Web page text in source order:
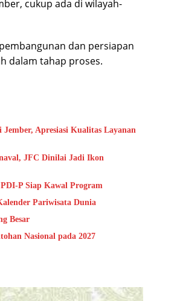
cukup ada di wilayah-
dan persiapan
dalam tahap proses.
Apresiasi Kualitas Layanan
JFC Dinilai Jadi Ikon
P Siap Kawal Program
Pariwisata Dunia
Besar
Nasional pada 2027